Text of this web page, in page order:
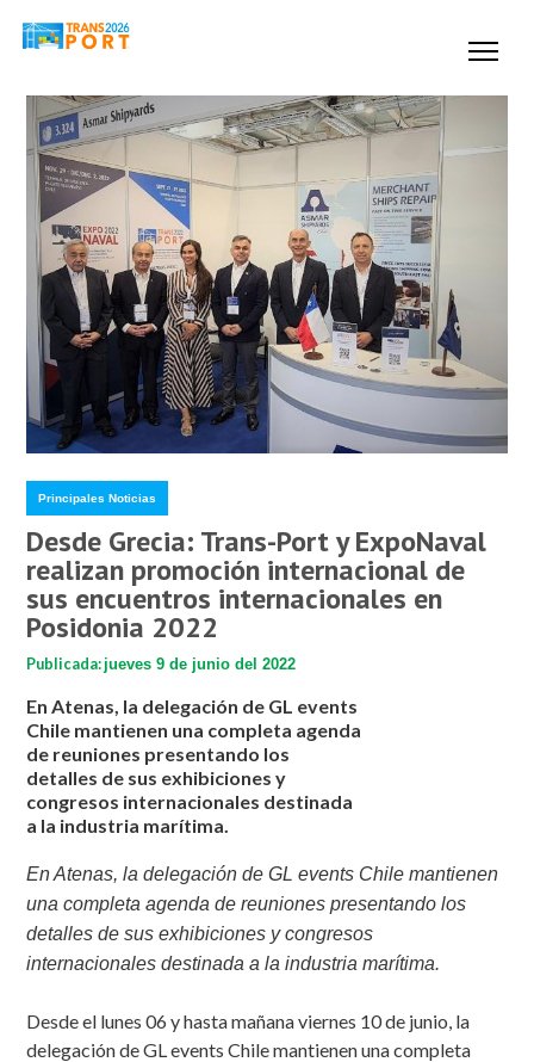
Principales Noticias
Desde Grecia: Trans-Port y ExpoNaval
realizan promoción internacional de
sus encuentros internacionales en
Posidonia 2022
Publicada: jueves 9 de junio del 2022
En Atenas, la delegación de GL events
Chile mantienen una completa agenda
de reuniones presentando los
detalles de sus exhibiciones y
congresos internacionales destinada
a la industria marítima.
En Atenas, la delegación de GL events Chile mantienen
una completa agenda de reuniones presentando los
detalles de sus exhibiciones y congresos
internacionales destinada a la industria marítima.
Desde el lunes 06 y hasta mañana viernes 10 de junio, la
delegación de GL events Chile mantienen una completa